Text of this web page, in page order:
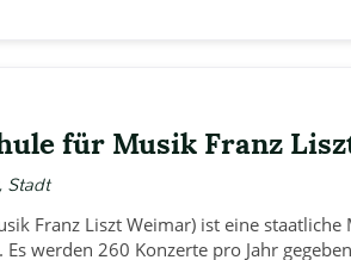
für Musik Franz
Stadt
Franz Liszt Weimar) ist eine
werden 260 Konzerte pro Jahr